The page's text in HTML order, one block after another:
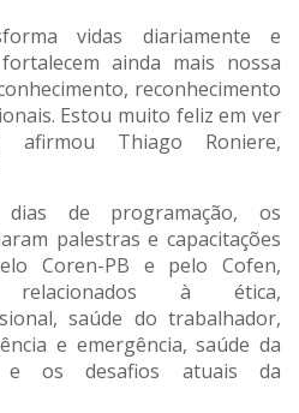
vidas diariamente e
ainda mais nossa
reconhecimento
Estou muito feliz em ver
afirmou Thiago Roniere,
de programação, os
palestras e capacitações
Coren-PB e pelo Cofen,
relacionados à ética,
saúde do trabalhador,
e emergência, saúde da
e os desafios atuais da